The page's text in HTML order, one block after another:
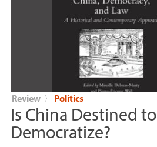
Review 〉 Politics
Is China Destined to
Democratize?